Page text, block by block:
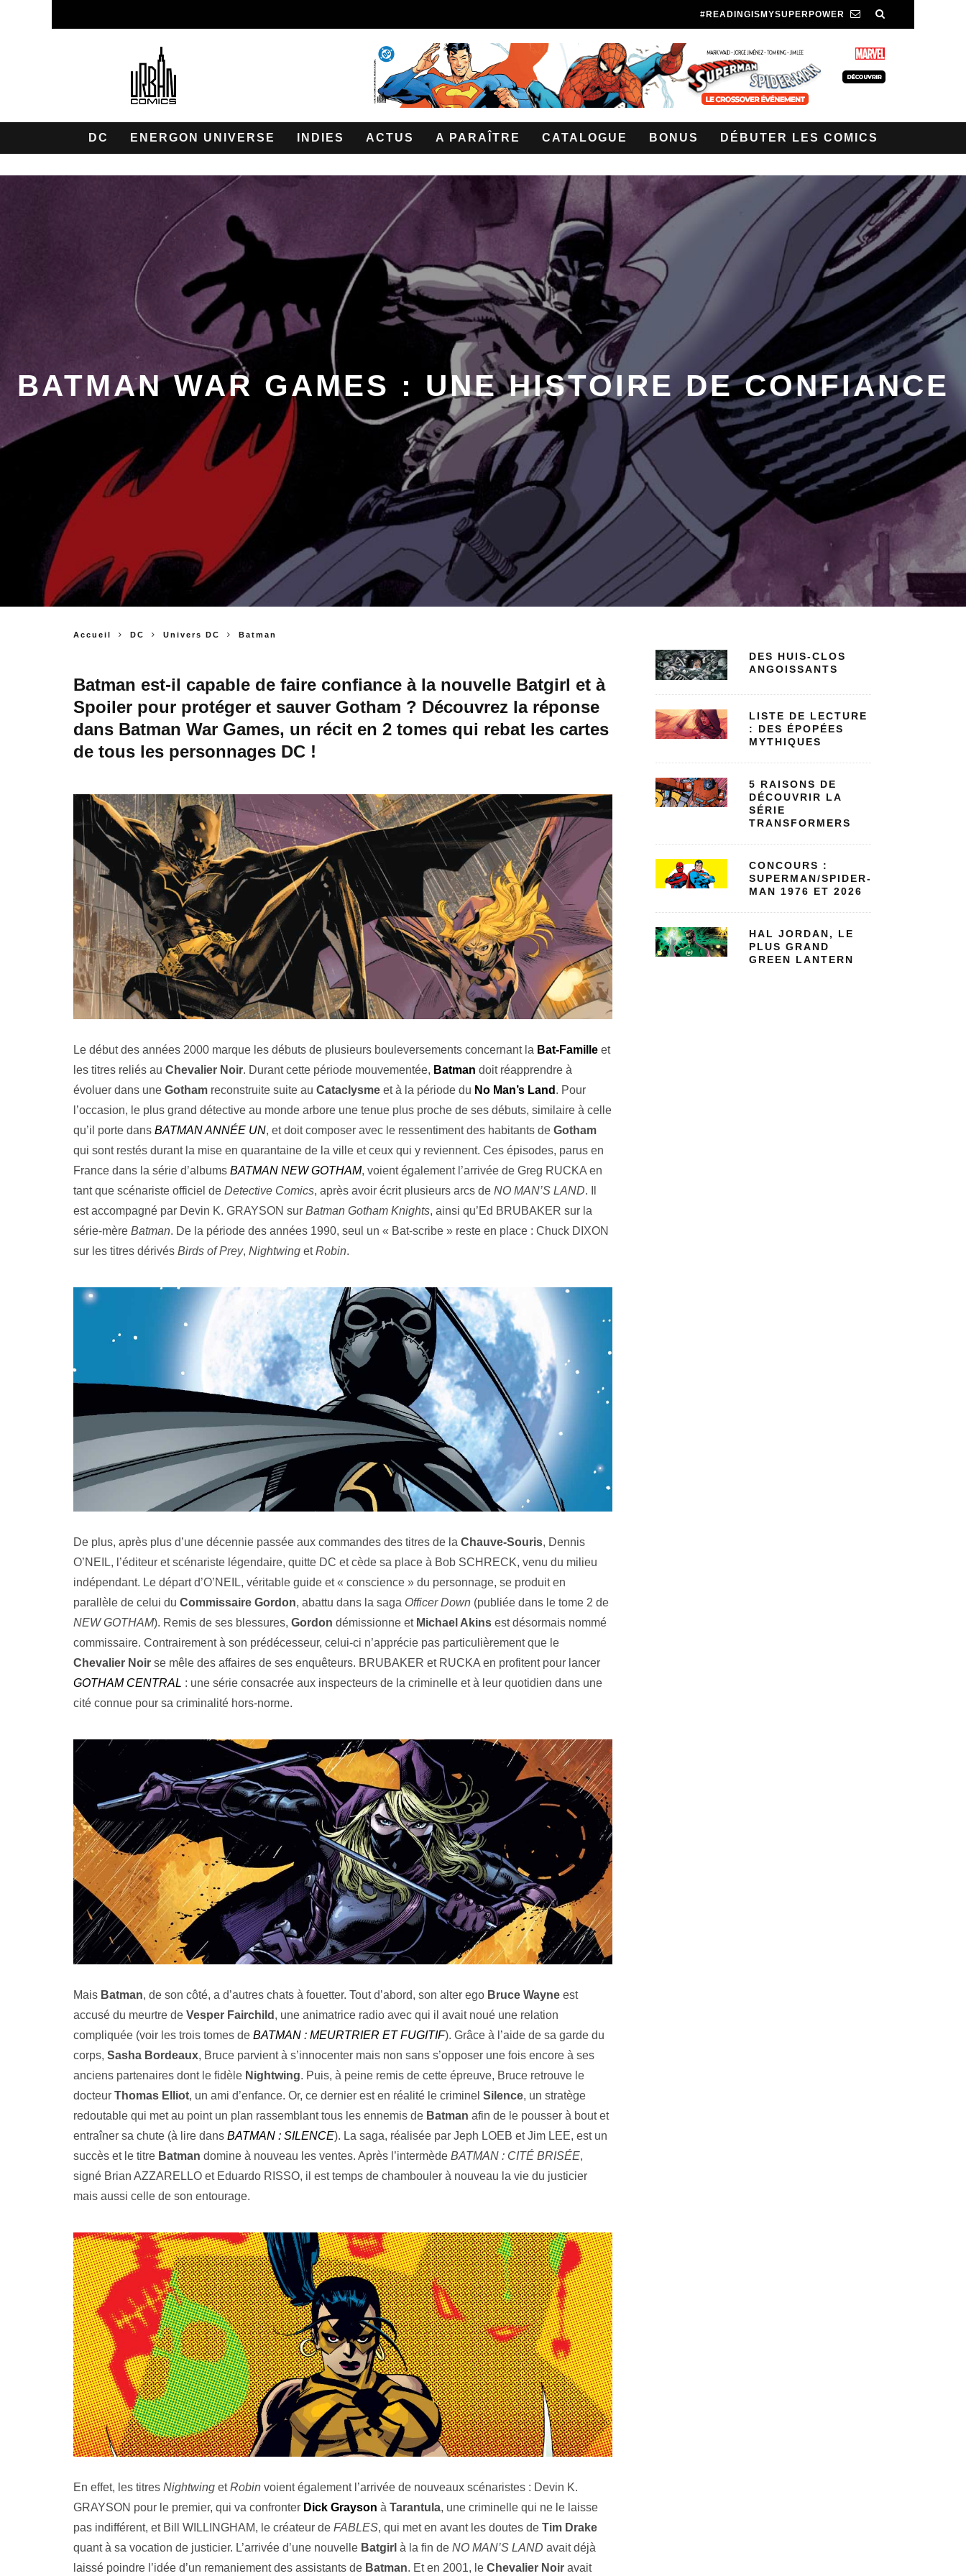
#READINGISMYSUPERPOWER
DC ENERGON UNIVERSE INDIES ACTUS A PARAÎTRE CATALOGUE BONUS DÉBUTER LES COMICS
BATMAN WAR GAMES : UNE HISTOIRE DE CONFIANCE
Accueil DC Univers DC Batman
Batman est-il capable de faire confiance à la nouvelle Batgirl et à
Spoiler pour protéger et sauver Gotham ? Découvrez la réponse
dans Batman War Games, un récit en 2 tomes qui rebat les cartes
de tous les personnages DC !
Le début des années 2000 marque les débuts de plusieurs bouleversements concernant la Bat-Famille et
les titres reliés au Chevalier Noir. Durant cette période mouvementée, Batman doit réapprendre à
évoluer dans une Gotham reconstruite suite au Cataclysme et à la période du No Man’s Land . Pour
l’occasion, le plus grand détective au monde arbore une tenue plus proche de ses débuts, similaire à celle
qu’il porte dans BATMAN ANNÉE UN, et doit composer avec le ressentiment des habitants de Gotham
qui sont restés durant la mise en quarantaine de la ville et ceux qui y reviennent. Ces épisodes, parus en
France dans la série d’albums BATMAN NEW GOTHAM, voient également l’arrivée de Greg RUCKA en
tant que scénariste officiel de Detective Comics, après avoir écrit plusieurs arcs de NO MAN’S LAND. Il
est accompagné par Devin K. GRAYSON sur Batman Gotham Knights, ainsi qu’Ed BRUBAKER sur la
série-mère Batman. De la période des années 1990, seul un « Bat-scribe » reste en place : Chuck DIXON
sur les titres dérivés Birds of Prey, Nightwing etRobin.
De plus, après plus d’une décennie passée aux commandes des titres de la Chauve-Souris, Dennis
O’NEIL, l’éditeur et scénariste légendaire, quitte DC et cède sa place à Bob SCHRECK, venu du milieu
indépendant. Le départ d’O’NEIL, véritable guide et « conscience » du personnage, se produit en
parallèle de celui du Commissaire Gordon, abattu dans la saga Officer Down (publiée dans le tome 2 de
NEW GOTHAM). Remis de ses blessures, Gordon démissionne et Michael Akins est désormais nommé
commissaire. Contrairement à son prédécesseur, celui-ci n’apprécie pas particulièrement que le
Chevalier Noir se mêle des affaires de ses enquêteurs. BRUBAKER et RUCKA en profitent pour lancer
GOTHAM CENTRAL : une série consacrée aux inspecteurs de la criminelle et à leur quotidien dans une
cité connue pour sa criminalité hors-norme.
Mais Batman, de son côté, a d’autres chats à fouetter. Tout d’abord, son alter ego Bruce Wayne est
accusé du meurtre de Vesper Fairchild , une animatrice radio avec qui il avait noué une relation
compliquée (voir les trois tomes de BATMAN : MEURTRIER ET FUGITIF). Grâce à l’aide de sa garde du
corps, Sasha Bordeaux, Bruce parvient à s’innocenter mais non sans s’opposer une fois encore à ses
anciens partenaires dont le fidèle Nightwing. Puis, à peine remis de cette épreuve, Bruce retrouve le
docteur Thomas Elliot, un ami d’enfance. Or, ce dernier est en réalité le criminel Silence, un stratège
redoutable qui met au point un plan rassemblant tous les ennemis de Batman afin de le pousser à bout et
entraîner sa chute (à lire dans BATMAN : SILENCE). La saga, réalisée par Jeph LOEB et Jim LEE, est un
succès et le titre Batman domine à nouveau les ventes. Après l’intermède BATMAN : CITÉ BRISÉE,
signé Brian AZZARELLO et Eduardo RISSO, il est temps de chambouler à nouveau la vie du justicier
mais aussi celle de son entourage.
En effet, les titres Nightwing etRobin voient également l’arrivée de nouveaux scénaristes : Devin K.
GRAYSON pour le premier, qui va confronter Dick Grayson à Tarantula, une criminelle qui ne le laisse
pas indifférent, et Bill WILLINGHAM, le créateur de FABLES, qui met en avant les doutes de Tim Drake
quant à sa vocation de justicier. L’arrivée d’une nouvelle Batgirl à la fin de NO MAN’S LAND avait déjà
laissé poindre l’idée d’un remaniement des assistants de Batman. Et en 2001, le Chevalier Noir avait
DES HUIS-CLOS
ANGOISSANTS
LISTE DE LECTURE
: DES ÉPOPÉES
MYTHIQUES
5 RAISONS DE
DÉCOUVRIR LA
SÉRIE
TRANSFORMERS
CONCOURS :
SUPERMAN/SPIDER-
MAN 1976 ET 2026
HAL JORDAN, LE
PLUS GRAND
GREEN LANTERN